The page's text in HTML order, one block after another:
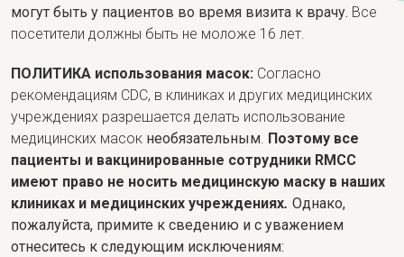
могут быть у пациентов во время визита к врачу. Все
посетители должны быть не моложе 16 лет.
ПОЛИТИКА использования масок: Согласно
рекомендациям CDC, в клиниках и других медицинских
учреждениях разрешается делать использование
медицинских масок необязательным Поэтому все
пациенты и вакцинированные сотрудники RMCC
имеют право не носить медицинскую маску в наших
клиниках и медицинских учреждениях. Однако,
пожалуйста, примите к сведению и с уважением
отнеситесь к следующим исключениям: